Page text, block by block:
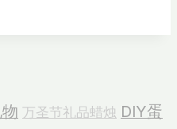
万圣节礼品蜡烛 DIY蛋